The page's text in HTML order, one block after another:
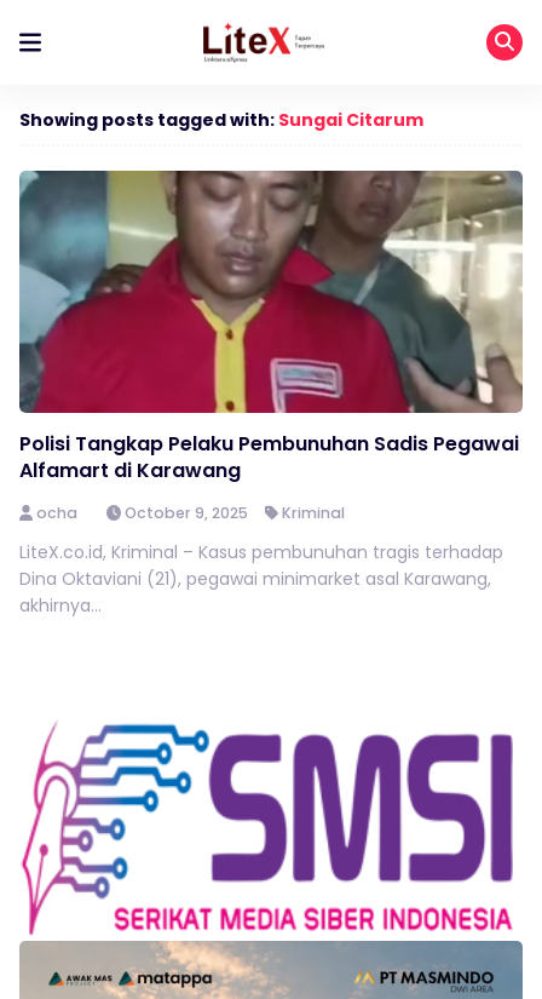
Showing posts tagged with: Sungai Citarum
Polisi Tangkap Pelaku Pembunuhan Sadis Pegawai
Alfamart di Karawang
ocha October 9, 2025 Kriminal
LiteX.co.id, Kriminal – Kasus pembunuhan tragis terhadap
Dina Oktaviani (21), pegawai minimarket asal Karawang,
akhirnya...